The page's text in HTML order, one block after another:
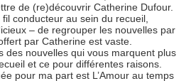
de (re)découvrir Catherine Dufour.
conducteur au sein du recueil,
– de regrouper les nouvelles par
par Catherine est vaste.
des nouvelles qui vous marquent plus
et ce pour différentes raisons.
pour ma part est L’Amour au temps